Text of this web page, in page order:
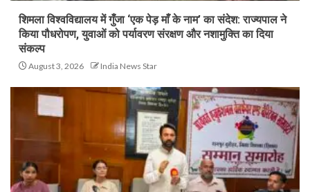
शिमला विश्वविद्यालय में गुँजा ‘एक पेड़ माँ के नाम’ का संदेश: राज्यपाल ने
किया पौधरोपण, युवाओं को पर्यावरण संरक्षण और नशामुक्ति का दिया
संकल्प
August 3, 2026 India News Star